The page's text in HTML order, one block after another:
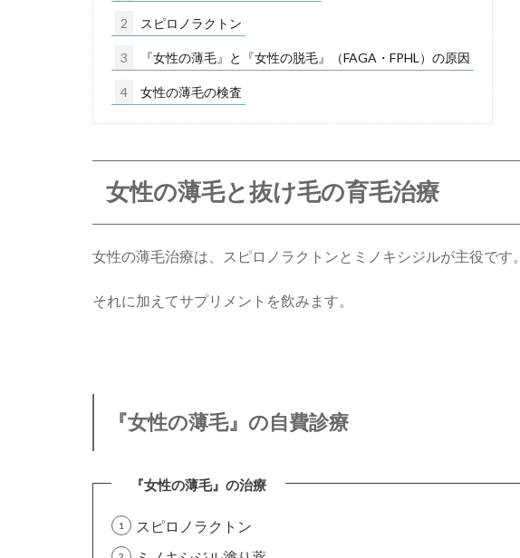
2 スピロノラクトン
3 『女性の薄毛』と『女性の脱毛』（FAGA・FPHL）の原因
4 女性の薄毛の検査
女性の薄毛と抜け毛の育毛治療
女性の薄毛治療は、スピロノラクトンとミノキシジルが主役です。
それに加えてサプリメントを飲みます。
『女性の薄毛』の自費診療
スピロノラクトン